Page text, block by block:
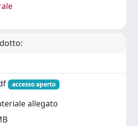
accesso aperto
allegato